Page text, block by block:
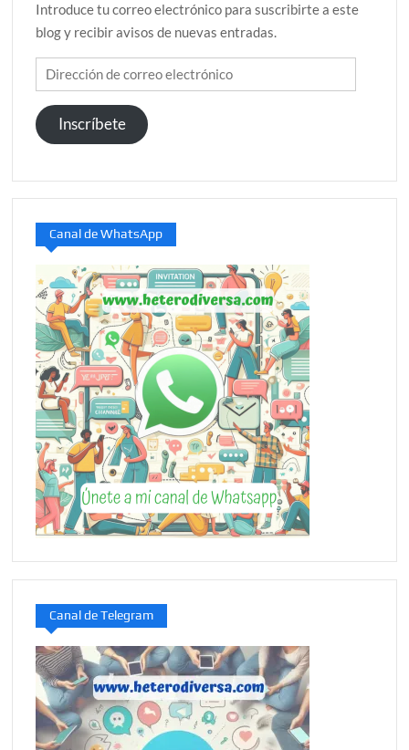
Introduce tu correo electrónico para suscribirte a este
blog y recibir avisos de nuevas entradas.
Dirección
de
correo
electrónico
Inscríbete
Canal de WhatsApp
Canal de Telegram